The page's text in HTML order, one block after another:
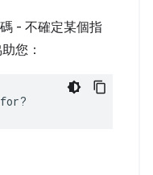
- 不確定某個指
您：